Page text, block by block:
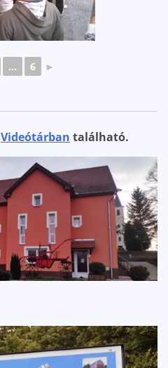
... 6 ►
Videótárban található.